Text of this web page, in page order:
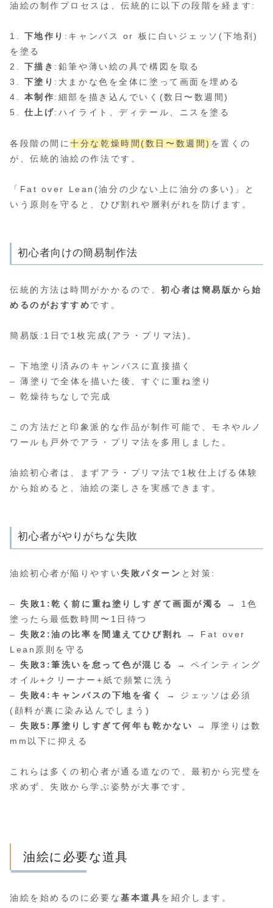
油絵の制作プロセスは、伝統的に以下の段階を経ます:
1. 下地作り :キャンバス or 板に白いジェッソ(下地剤)
を塗る
2. 下描き :鉛筆や薄い絵の具で構図を取る
3. 下塗り :大まかな色を全体に塗って画面を埋める
4. 本制作:細部を描き込んでいく(数日〜数週間)
5. 仕上げ:ハイライト、ディテール、ニスを塗る
各段階の間に十分な乾燥時間(数日〜数週間) を置くの
が、伝統的油絵の作法です。
「Fat over Lean(油分の少ない上に油分の多い)」と
いう原則を守ると、ひび割れや層剥がれを防げます。
初心者向けの簡易制作法
伝統的方法は時間がかかるので、初心者は簡易版から始
めるのがおすすめです。
簡易版:1日で1枚完成(アラ・プリマ法)。
– 下地塗り済みのキャンバスに直接描く
– 薄塗りで全体を描いた後、すぐに重ね塗り
– 乾燥待ちなしで完成
この方法だと印象派的な作品が制作可能で、モネやルノ
ワールも戸外でアラ・プリマ法を多用しました。
油絵初心者は、まずアラ・プリマ法で1枚仕上げる体験
から始めると、油絵の楽しさを実感できます。
初心者がやりがちな失敗
油絵初心者が陥りやすい 失敗パターン と対策:
– 失敗1:乾く前に重ね塗りしすぎて画面が濁る
→ 1色
塗ったら最低数時間〜1日待つ
– 失敗2:油の比率を間違えてひび割れ
→ Fat over
Lean原則を守る
– 失敗3:筆洗いを怠って色が混じる
→ ペインティング
オイル+クリーナー+紙で頻繁に洗う
– 失敗4:キャンバスの下地を省く
→ ジェッソは必須
(顔料が裏に染み込んでしまう)
– 失敗5:厚塗りしすぎて何年も乾かない
→ 厚塗りは数
mm以下に抑える
これらは多くの初心者が通る道なので、最初から完璧を
求めず、失敗から学ぶ姿勢が大事です。
油絵に必要な道具
油絵を始めるのに必要な基本道具を紹介します。